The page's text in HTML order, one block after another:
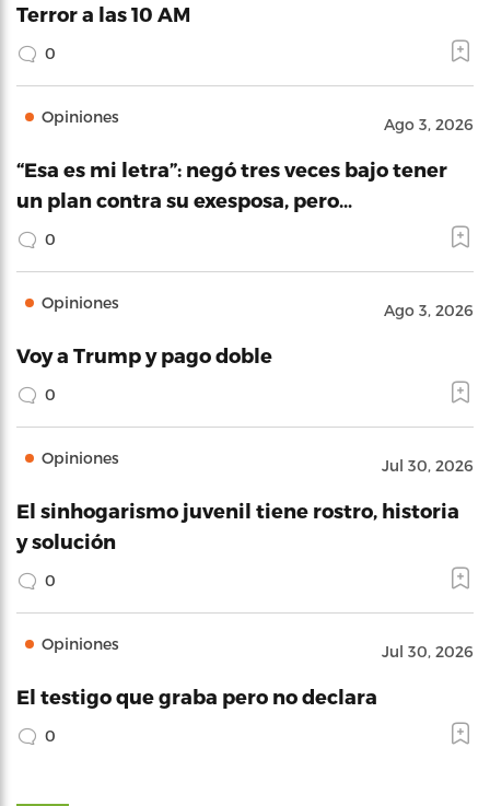
Terror a las 10 AM
0
Opiniones Ago 3, 2026
“Esa es mi letra”: negó tres veces bajo tener
un plan contra su exesposa, pero…
0
Opiniones Ago 3, 2026
Voy a Trump y pago doble
0
Opiniones Jul 30, 2026
El sinhogarismo juvenil tiene rostro, historia
y solución
0
Opiniones Jul 30, 2026
El testigo que graba pero no declara
0